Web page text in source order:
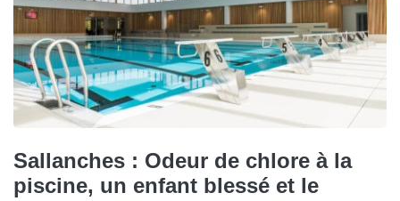
Sallanches : Odeur de chlore à la
piscine, un enfant blessé et le